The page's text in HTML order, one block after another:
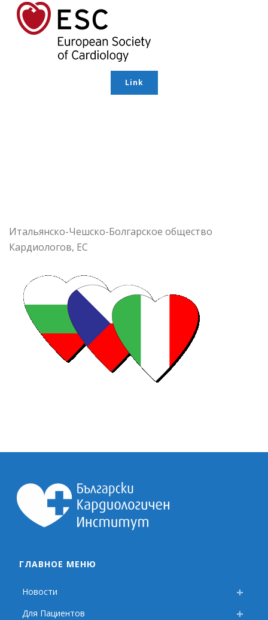
Link
Итальянско-Чешско-Болгарское общество
Кардиологов, ЕС
ГЛАВНОЕ МЕНЮ
Новости
Для Пациентов